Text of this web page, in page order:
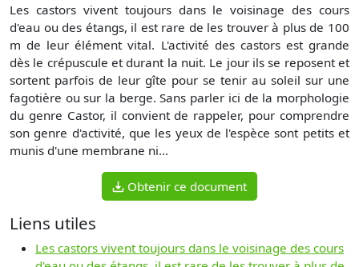
Les castors vivent toujours dans le voisinage des cours
d'eau ou des étangs, il est rare de les trouver à plus de 100
m de leur élément vital. L'activité des castors est grande
dès le crépuscule et durant la nuit. Le jour ils se reposent et
sortent parfois de leur gîte pour se tenir au soleil sur une
fagotière ou sur la berge. Sans parler ici de la morphologie
du genre Castor, il convient de rappeler, pour comprendre
son genre d'activité, que les yeux de l'espèce sont petits et
munis d'une membrane ni...
Obtenir ce document
Liens utiles
Les castors vivent toujours dans le voisinage des cours